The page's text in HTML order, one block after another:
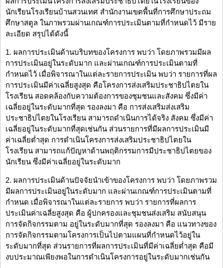
นักเรียนโรงเรียนบ้านสวนเทศ สำนักงานเขตพื้นที่การศึกษาประถม
ศึกษาสตูล ในภาพรวมผ่านเกณฑ์การประเมินตามที่กำหนดไว้ มีราย
ละเอียด สรุปได้ดังนี้
1. ผลการประเมินด้านบริบทของโครงการ พบว่า โดยภาพรวมมีผล
การประเมินอยู่ในระดับมาก และผ่านเกณฑ์การประเมินตามที่
กำหนดไว้ เมื่อพิจารณาในแต่ละรายการประเมิน พบว่า รายการที่ผล
การประเมินมีค่าเฉลี่ยสูงสุด คือโครงการส่งเสริมประชาธิปไตยใน
โรงเรียน สอดคล้องกับความต้องการของชุมชนและสังคม ซึ่งมีค่า
เฉลี่ยอยู่ในระดับมากที่สุด รองลงมา คือ การส่งเสริมส่งเสริม
ประชาธิปไตยในโรงเรียน สามารถดำเนินการได้จริง สังคม ซึ่งมีค่า
เฉลี่ยอยู่ในระดับมากที่สุดเช่นกัน ส่วนรายการที่มีผลการประเมินมี
ค่าเฉลี่ยต่ำสุด การดำเนินโครงการส่งเสริมประชาธิปไตยใน
โรงเรียน สามารถแก้ปัญหาด้านพฤติกรรมการมีประชาธิปไตยของ
นักเรียน ซึ่งมีค่าเฉลี่ยอยู่ในระดับมาก
2. ผลการประเมินด้านปัจจัยนำเข้าของโครงการ พบว่า โดยภาพรวม
มีผลการประเมินอยู่ในระดับมาก และผ่านเกณฑ์การประเมินตามที่
กำหนด เมื่อพิจารณาในแต่ละรายการ พบว่า รายการที่ผลการ
ประเมินค่าเฉลี่ยสูงสุด คือ ผู้ปกครองและชุมชนส่งเสริม สนับสนุน
การจัดกิจกรรมตาม อยู่ในระดับมากที่สุด รองลงมา คือ แนวทางของ
การจัดกิจกรรมตามโครงการเป็นไปตามแผนที่กำหนดไว้อยู่ใน
ระดับมากที่สุด ส่วนรายการที่ผลการประเมินที่มีค่าเฉลี่ยต่ำสุด คือมี
งบประมาณเพียงพอในการดำเนินโครงการอยู่ในระดับมากเช่นกัน